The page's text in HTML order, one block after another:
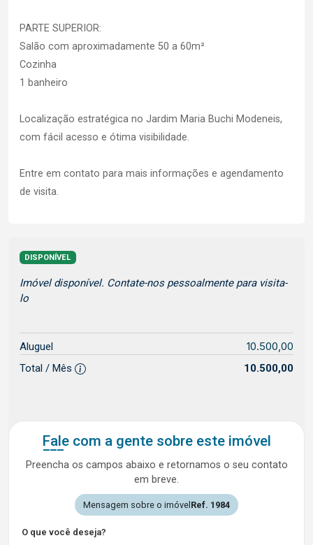
PARTE SUPERIOR:
Salão com aproximadamente 50 a 60m²
Cozinha
1 banheiro
Localização estratégica no Jardim Maria Buchi Modeneis,
com fácil acesso e ótima visibilidade.
Entre em contato para mais informações e agendamento
de visita.
DISPONÍVEL
Imóvel disponível. Contate-nos pessoalmente para visita-
lo
Aluguel 10.500,00
Total / Mês 10.500,00
Fale com a gente sobre este imóvel
Preencha os campos abaixo e retornamos o seu contato
em breve.
Mensagem sobre o imóvelRef. 1984
O que você deseja?